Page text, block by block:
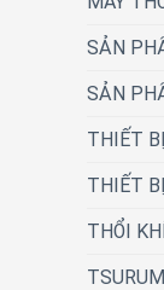
SẢN
SẢN
THIẾT
THIẾT
THỔI